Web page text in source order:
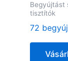
Begyújtást
tisztítók
72